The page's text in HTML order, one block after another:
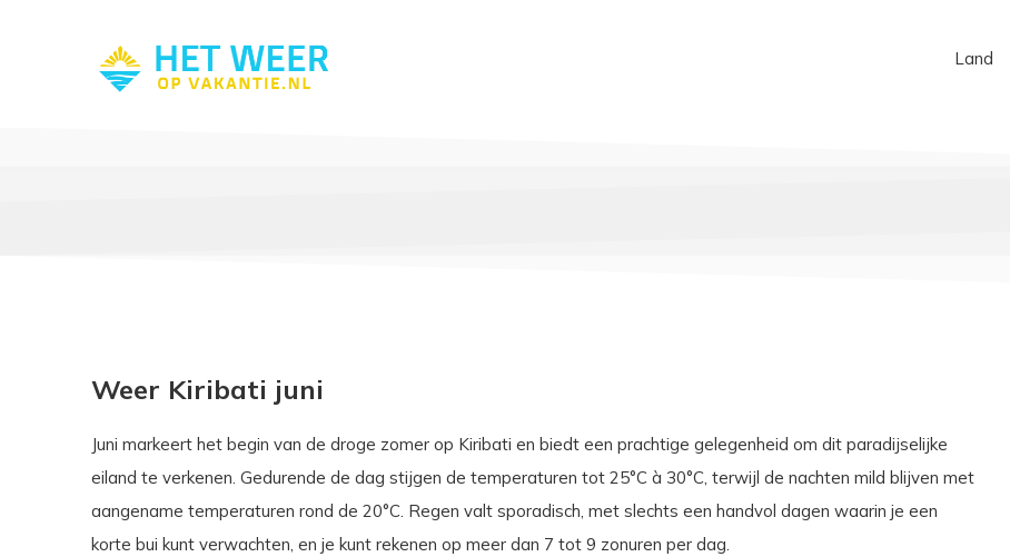
Land
Weer Kiribati juni
Juni markeert het begin van de droge zomer op Kiribati en biedt een prachtige gelegenheid om dit paradijselijke
eiland te verkenen. Gedurende de dag stijgen de temperaturen tot 25°C à 30°C, terwijl de nachten mild blijven met
aangename temperaturen rond de 20°C. Regen valt sporadisch, met slechts een handvol dagen waarin je een
korte bui kunt verwachten, en je kunt rekenen op meer dan 7 tot 9 zonuren per dag.